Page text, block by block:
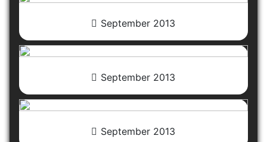
September 2013
September 2013
September 2013